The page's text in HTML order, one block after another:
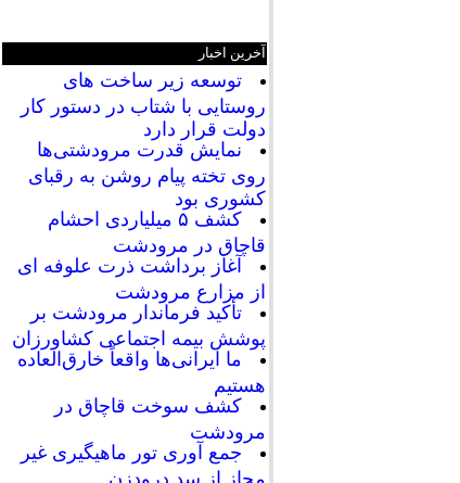
آخرین اخبار
توسعه زیر ساخت های
روستایی با شتاب در دستور کار
دولت قرار دارد
نمایش قدرت مرودشتی‌ها
روی تخته پیام روشن به رقبای
کشوری بود
کشف ۵ میلیاردی احشام
قاچاق در مرودشت
آغاز برداشت ذرت علوفه ای
از مزارع مرودشت
تأکید فرماندار مرودشت بر
پوشش بیمه اجتماعی کشاورزان
ما ایرانی‌ها واقعاً خارق‌العاده
هستیم
کشف سوخت قاچاق در
مرودشت
جمع آوری تور ماهیگیری غیر
مجاز از سد درودزن